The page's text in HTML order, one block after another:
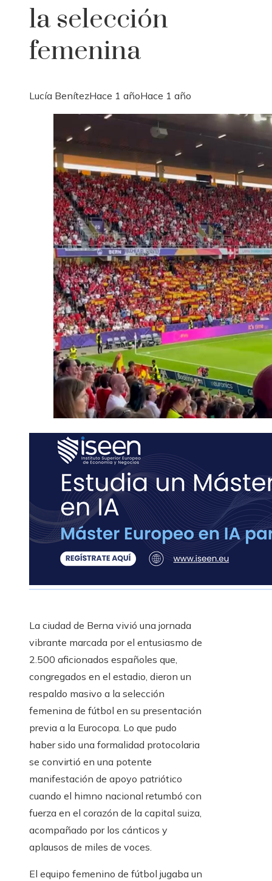
la selección
femenina
Lucía BenítezHace 1 añoHace 1 año
La ciudad de Berna vivió una jornada
vibrante marcada por el entusiasmo de
2.500 aficionados españoles que,
congregados en el estadio, dieron un
respaldo masivo a la selección
femenina de fútbol en su presentación
previa a la Eurocopa. Lo que pudo
haber sido una formalidad protocolaria
se convirtió en una potente
manifestación de apoyo patriótico
cuando el himno nacional retumbó con
fuerza en el corazón de la capital suiza,
acompañado por los cánticos y
aplausos de miles de voces.
El equipo femenino de fútbol jugaba un